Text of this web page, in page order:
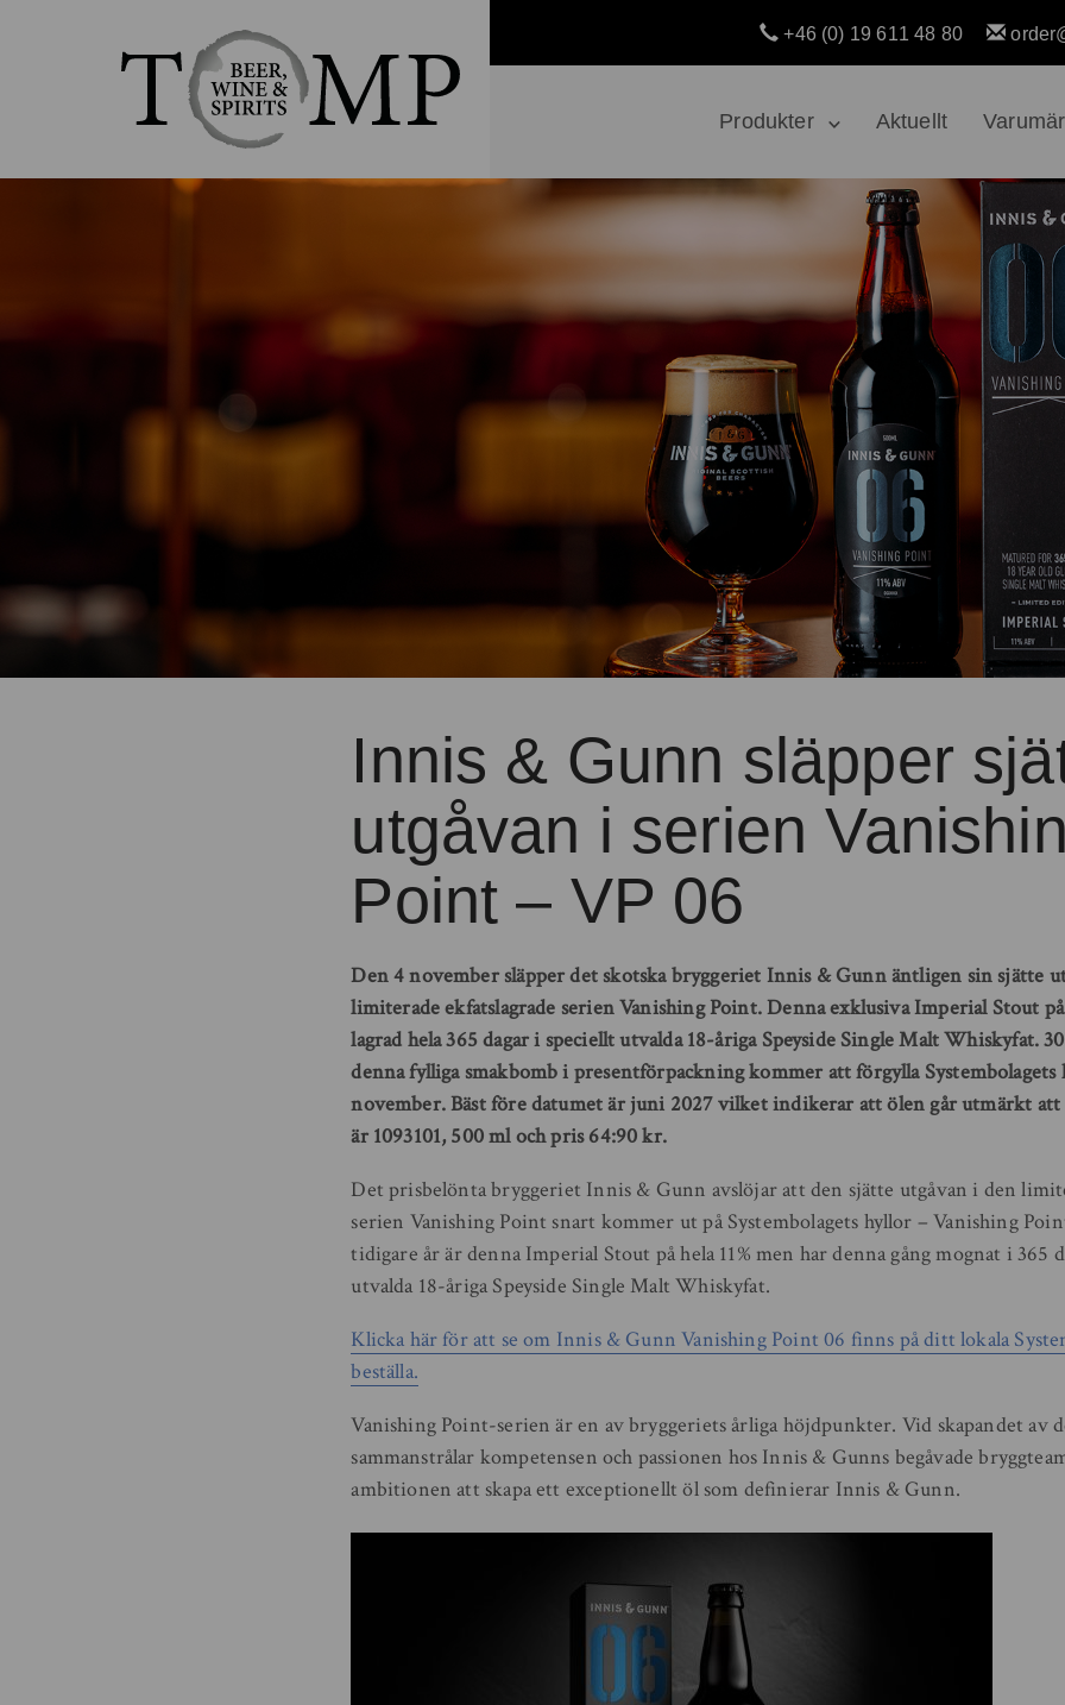
Produkter Aktuellt
+46 (0) 19 611 48 80
Innis & Gunn släpper
utgåvan i serien
Point – VP 06
Den 4 november släpper det skotska bryggeriet Innis & Gunn äntligen sin sjätte
limiterade ekfatslagrade serien Vanishing Point. Denna exklusiva Imperial Stout
lagrad hela 365 dagar i speciellt utvalda 18-åriga Speyside Single Malt Whiskyfat.
denna fylliga smakbomb i presentförpackning kommer att förgylla
november. Bäst före datumet är juni 2027 vilket indikerar att ölen går utmärkt
är 1093101, 500 ml och pris 64:90 kr.
Det prisbelönta bryggeriet Innis & Gunn avslöjar att den sjätte utgåvan i den
serien Vanishing Point snart kommer ut på Systembolagets hyllor – Vanishing
tidigare år är denna Imperial Stout på hela 11% men har denna gång mognat i 365
utvalda 18-åriga Speyside Single Malt Whiskyfat.
Klicka här för att se om Innis & Gunn Vanishing Point 06 finns på ditt lokala
beställa.
Vanishing Point-serien är en av bryggeriets årliga höjdpunkter. Vid skapandet av
sammanstrålar kompetensen och passionen hos Innis & Gunns begåvade
ambitionen att skapa ett exceptionellt öl som definierar Innis & Gunn.